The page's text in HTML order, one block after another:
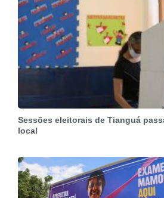
Sessões eleitorais de Tianguá
local